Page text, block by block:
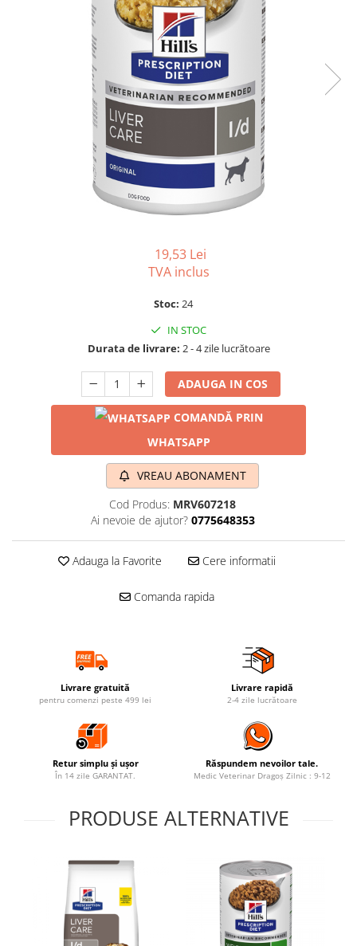
Suport Articular
Suport Digestiv
19,53 Lei
TVA inclus
Stoc: 24
IN STOC
Durata de livrare: 2 - 4 zile lucrătoare
ADAUGA IN COS
COMANDĂ PRIN
WHATSAPP
VREAU ABONAMENT
Cod Produs: MRV607218
Ai nevoie de ajutor? 0775648353
Adauga la Favorite Cere informatii
Comanda rapida
Livrare gratuită
pentru comenzi peste 499 lei
Livrare rapidă
2-4 zile lucrătoare
Retur simplu și ușor
În 14 zile GARANTAT.
Răspundem nevoilor tale.
Medic Veterinar Dragoș Zilnic : 9-12
PRODUSE ALTERNATIVE